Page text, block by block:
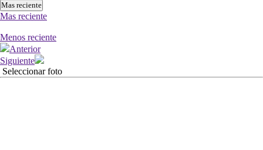
Mas reciente
Mas reciente
Menos reciente
Anterior
Siguiente
Seleccionar foto